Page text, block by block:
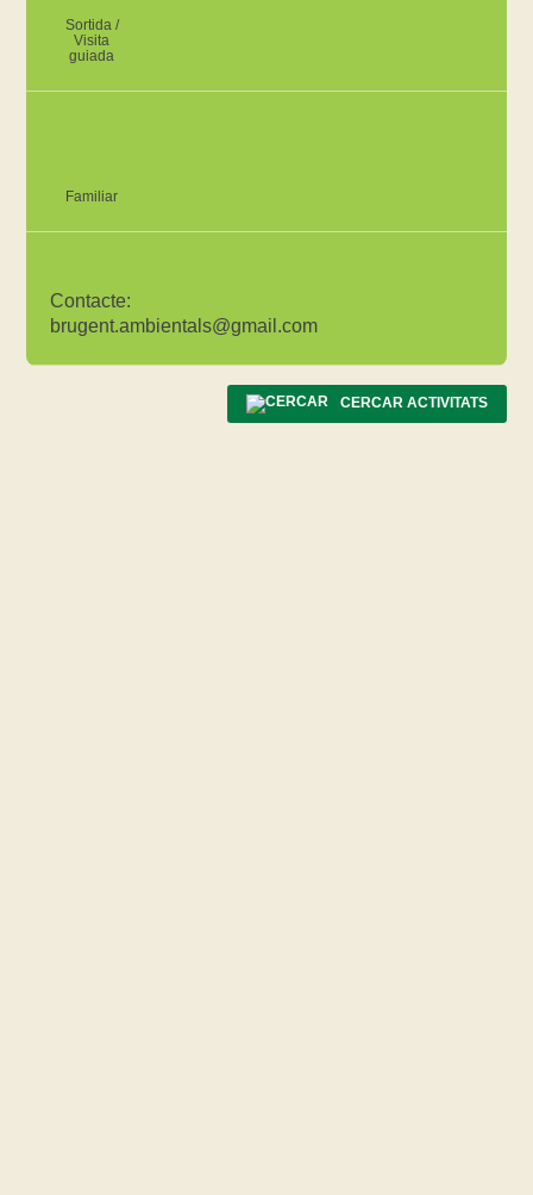
Sortida /
Visita
guiada
Familiar
Contacte:
brugent.ambientals@gmail.com
CERCAR ACTIVITATS